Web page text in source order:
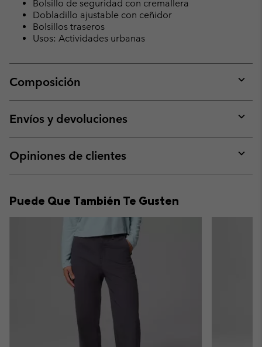
Bolsillo de seguridad con cremallera
Dobladillo ajustable con ceñidor
Bolsillos traseros
Usos: Actividades urbanas
Composición
or
Envíos y devoluciones
or
Opiniones de clientes
or
Puede Que También Te Gusten